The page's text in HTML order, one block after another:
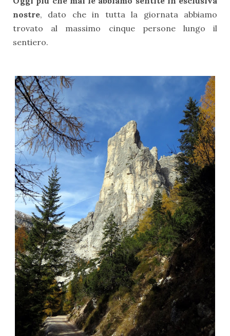
nostre, dato che in tutta la giornata abbiamo
trovato al massimo cinque persone lungo il
sentiero.